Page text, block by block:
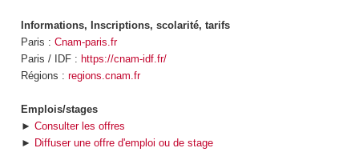
Informations, Inscriptions, scolarité, tarifs
Paris : Cnam-paris.fr
Paris / IDF : https://cnam-idf.fr/
Régions : regions.cnam.fr
Emplois/stages
► Consulter les offres
► Diffuser une offre d'emploi ou de stage